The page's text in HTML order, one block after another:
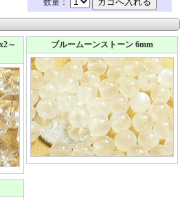
～
ブルームーンストーン 6mm